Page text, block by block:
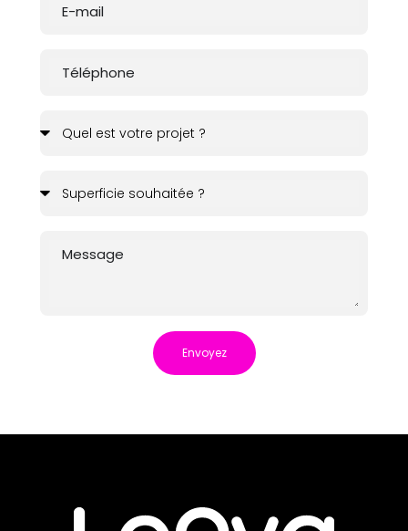
Envoyez